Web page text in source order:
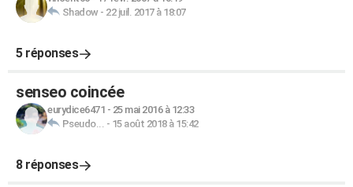
Shadow- 22 juil. 2017 à 18:07
5 réponses
senseo coincée
eurydice6471 - 25 mai 2016 à 12:33
Pseudo... - 15 août 2018 à 15:42
8 réponses